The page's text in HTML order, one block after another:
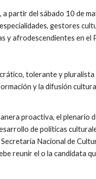
partir del sábado 10 de
gestores
y afrodescendientes en el
tolerante y
y la difusión
proactiva, el plenario
de políticas
Nacional de
reunir el o la candidata